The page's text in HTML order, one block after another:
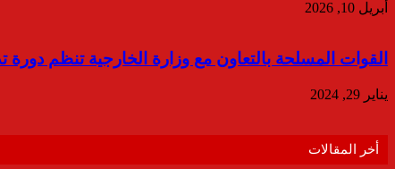
أبريل 10, 2026
القوات المسلحة بالتعاون مع وزارة الخارجية تنظم دورة
يناير 29, 2024
أخر المقالات